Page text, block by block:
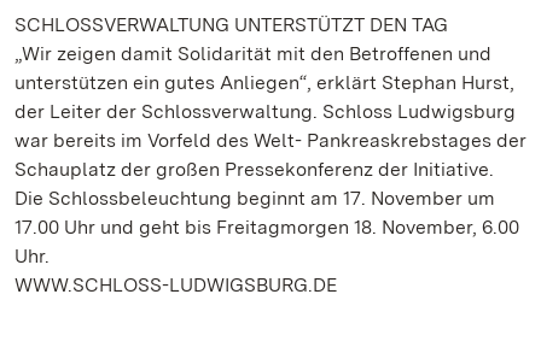
SCHLOSSVERWALTUNG UNTERSTÜTZT DEN TAG
„Wir zeigen damit Solidarität mit den Betroffenen und
unterstützen ein gutes Anliegen“, erklärt Stephan Hurst,
der Leiter der Schlossverwaltung. Schloss Ludwigsburg
war bereits im Vorfeld des Welt- Pankreaskrebstages der
Schauplatz der großen Pressekonferenz der Initiative.
Die Schlossbeleuchtung beginnt am 17. November um
17.00 Uhr und geht bis Freitagmorgen 18. November, 6.00
Uhr.
WWW.SCHLOSS-LUDWIGSBURG.DE